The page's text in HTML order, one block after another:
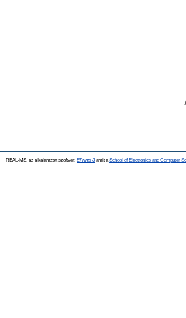
REAL-MS, az alkalamzott szoftver: EPrints 3amit a School of Electronics and Computer